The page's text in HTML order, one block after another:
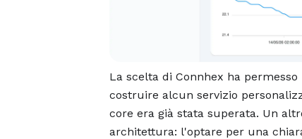
La scelta di Connhex ha
costruire alcun servizio
core era già stata superata. Un
architettura: l'optare per una